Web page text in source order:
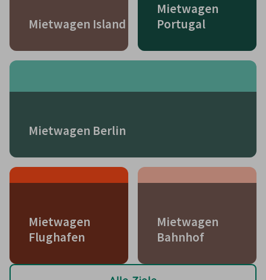
Mietwagen Island
Mietwagen
Portugal
Mietwagen Berlin
Mietwagen
Flughafen
Mietwagen
Bahnhof